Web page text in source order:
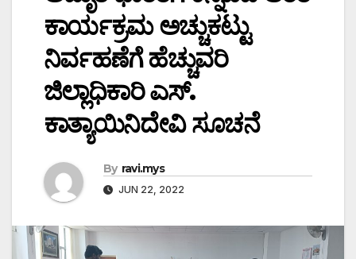
ಕಾರ್ಯಕ್ರಮ ಅಚ್ಚುಕಟ್ಟು
ನಿರ್ವಹಣೆಗೆ ಹೆಚ್ಚುವರಿ
ಜಿಲ್ಲಾಧಿಕಾರಿ ಎಸ್.
ಕಾತ್ಯಾಯಿನಿದೇವಿ ಸೂಚನೆ
By ravi.mys
JUN 22, 2022